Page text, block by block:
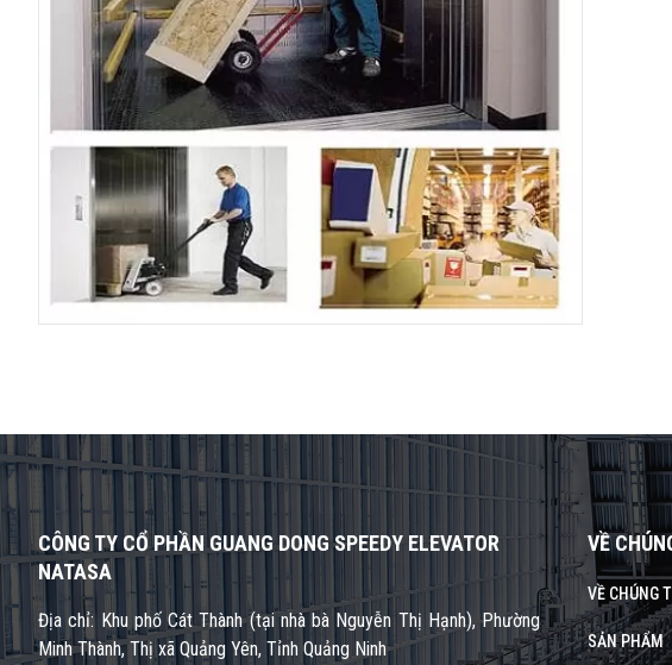
CÔNG TY CỔ PHẦN GUANG DONG SPEEDY ELEVATOR
NATASA
Địa chỉ: Khu phố Cát Thành (tại nhà bà Nguyễn Thị Hạnh), Phường
Minh Thành, Thị xã Quảng Yên, Tỉnh Quảng Ninh
VỀ
VỀ CHÚNG
SẢN PHẨM